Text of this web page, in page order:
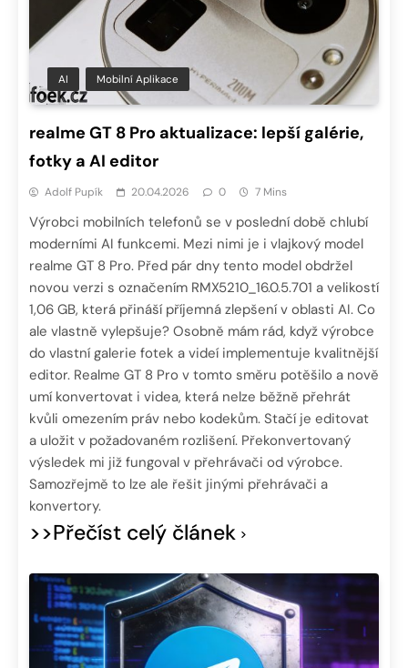
AI Mobilní Aplikace
realme GT 8 Pro aktualizace: lepší galérie,
fotky a AI editor
Adolf Pupík 20.04.2026 0 7 Mins
Výrobci mobilních telefonů se v poslední době chlubí
moderními AI funkcemi. Mezi nimi je i vlajkový model
realme GT 8 Pro. Před pár dny tento model obdržel
novou verzi s označením RMX5210_16.0.5.701 a velikostí
1,06 GB, která přináší příjemná zlepšení v oblasti AI. Co
ale vlastně vylepšuje? Osobně mám rád, když výrobce
do vlastní galerie fotek a videí implementuje kvalitnější
editor. Realme GT 8 Pro v tomto směru potěšilo a nově
umí konvertovat i videa, která nelze běžně přehrát
kvůli omezením práv nebo kodekům. Stačí je editovat
a uložit v požadovaném rozlišení. Překonvertovaný
výsledek mi již fungoval v přehrávači od výrobce.
Samozřejmě to lze ale řešit jinými přehrávači a
konvertory.
>>Přečíst celý článek